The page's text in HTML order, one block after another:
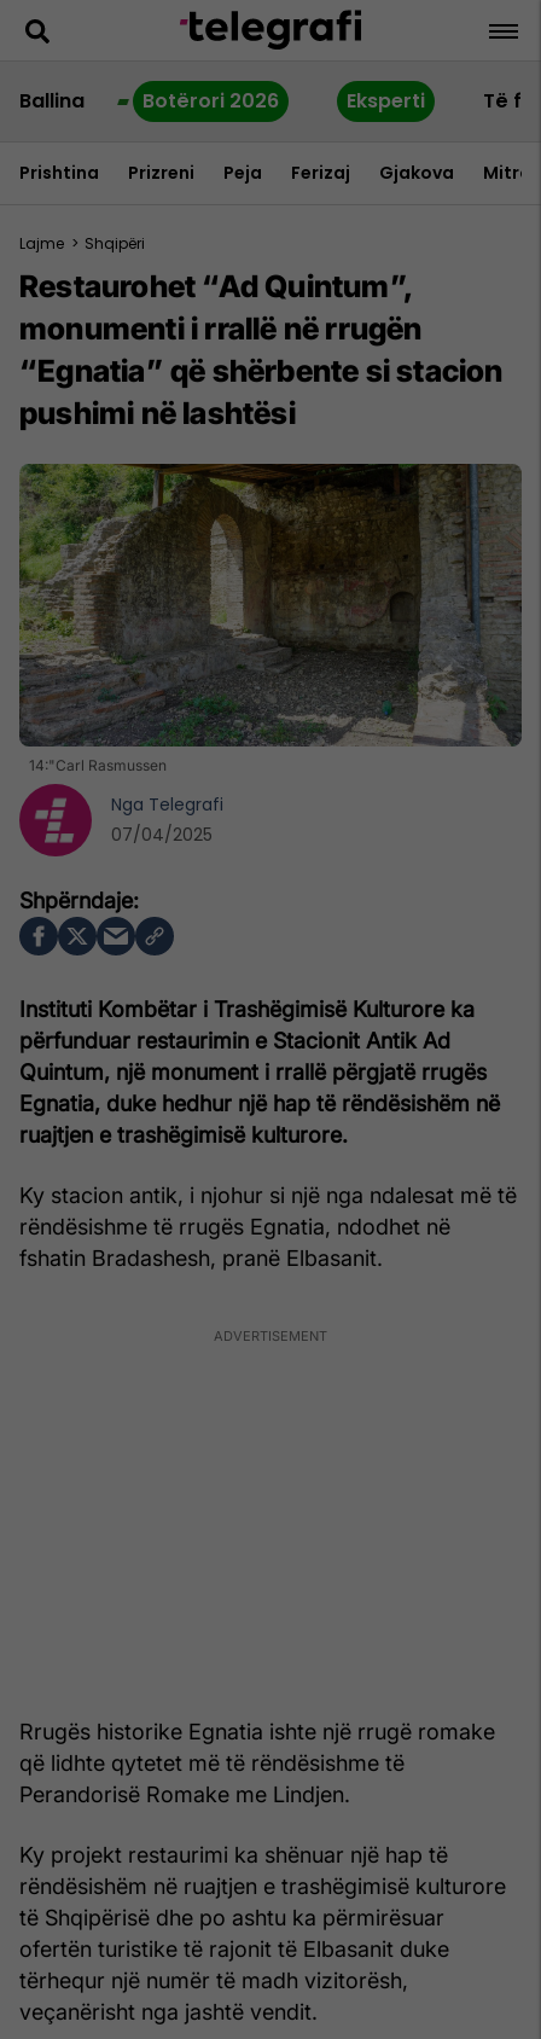
Ballina Botërori 2026 Eksperti Të
Prishtina Prizreni Peja Ferizaj Gjakova
Lajme > Shqipëri
Restaurohet “Ad Quintum”,
monumenti i rrallë në rrugën
“Egnatia” që shërbente si stacion
pushimi në lashtësi
14:"Carl Rasmussen
Instituti Kombëtar i Trashëgimisë Kulturore ka
përfunduar restaurimin e Stacionit Antik Ad
Quintum, një monument i rrallë përgjatë rrugës
Egnatia, duke hedhur një hap të rëndësishëm në
ruajtjen e trashëgimisë kulturore.
Ky stacion antik, i njohur si një nga ndalesat më të
rëndësishme të rrugës Egnatia, ndodhet në
fshatin Bradashesh, pranë Elbasanit.
Rrugës historike Egnatia ishte një rrugë romake
që lidhte qytetet më të rëndësishme të
Perandorisë Romake me Lindjen.
Ky projekt restaurimi ka shënuar një hap të
rëndësishëm në ruajtjen e trashëgimisë kulturore
të Shqipërisë dhe po ashtu ka përmirësuar
ofertën turistike të rajonit të Elbasanit duke
tërhequr një numër të madh vizitorësh,
veçanërisht nga jashtë vendit.
Nga Telegrafi
07/04/2025